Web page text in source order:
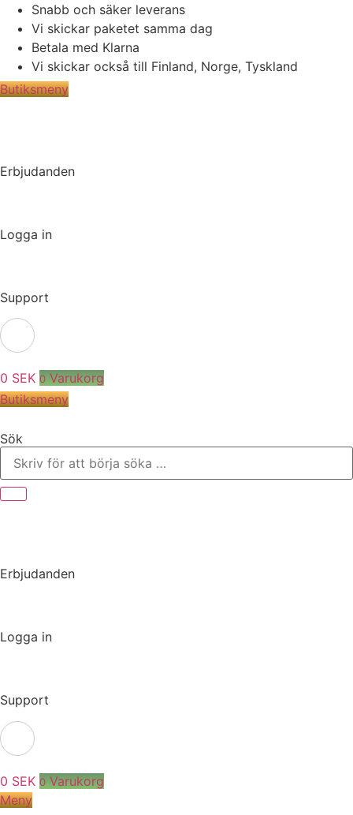
Hoppa
innehåll
Snabb och säker leverans
Vi skickar paketet samma dag
Betala med Klarna
Vi skickar också till Finland, Norge, Tyskland
Butiksmeny
Erbjudanden
Logga in
Support
0 SEK 0 Varukorg
Butiksmeny
Sök
Erbjudanden
Logga in
Support
0 SEK 0 Varukorg
Meny